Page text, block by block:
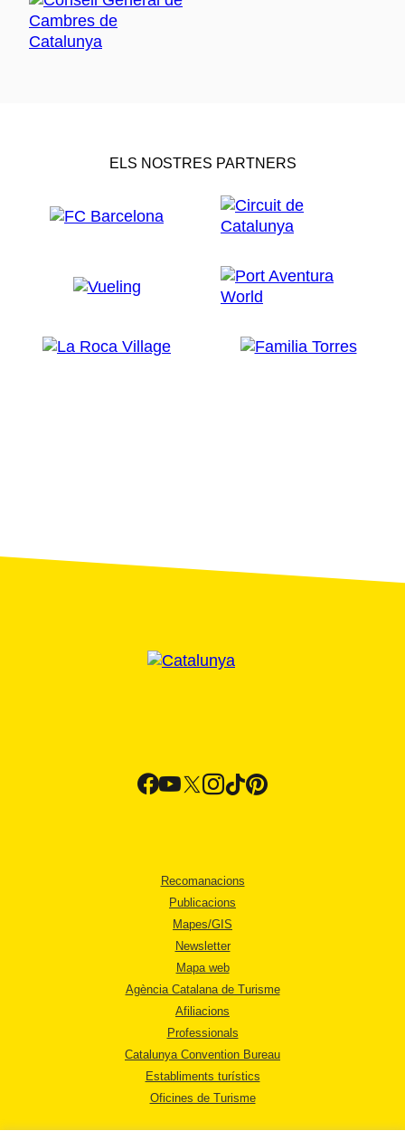
ELS NOSTRES PARTNERS
Recomanacions
Publicacions
Mapes/GIS
Newsletter
Mapa web
Agència Catalana de Turisme
Afiliacions
Professionals
Catalunya Convention Bureau
Establiments turístics
Oficines de Turisme